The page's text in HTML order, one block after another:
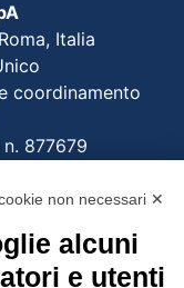
Italia
coordinamento
877679
non necessari ✕
alcuni
e utenti